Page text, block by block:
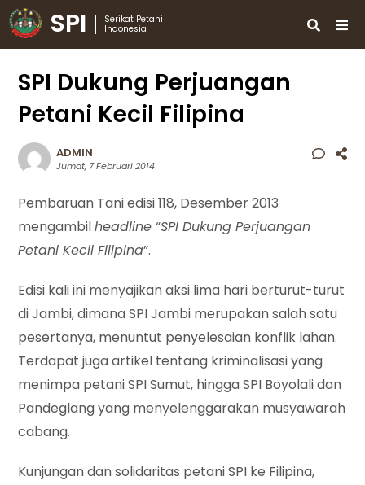
SPI
Serikat Petani
Indonesia
SPI Dukung Perjuangan
Petani Kecil Filipina
ADMIN
Jumat, 7 Februari 2014
Pembaruan Tani edisi 118, Desember 2013
mengambilheadline“SPI Dukung Perjuangan
Petani Kecil Filipina”.
Edisi kali ini menyajikan aksi lima hari berturut-turut
di Jambi, dimana SPI Jambi merupakan salah satu
pesertanya, menuntut penyelesaian konflik lahan.
Terdapat juga artikel tentang kriminalisasi yang
menimpa petani SPI Sumut, hingga SPI Boyolali dan
Pandeglang yang menyelenggarakan musyawarah
cabang.
Kunjungan dan solidaritas petani SPI ke Filipina,